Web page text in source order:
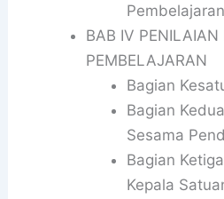
Pembelajaran
BAB IV PENILAIAN
PEMBELAJARAN
Bagian
Bagian
Sesama
Bagian
Kepala